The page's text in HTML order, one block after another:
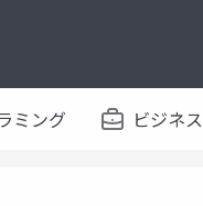
ミング ビジネス